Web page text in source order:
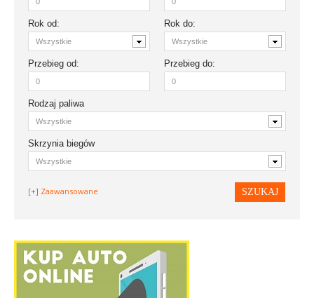
Rok od: Rok do:
Przebieg od: Przebieg do:
Rodzaj paliwa
Skrzynia biegów
Zaawansowane